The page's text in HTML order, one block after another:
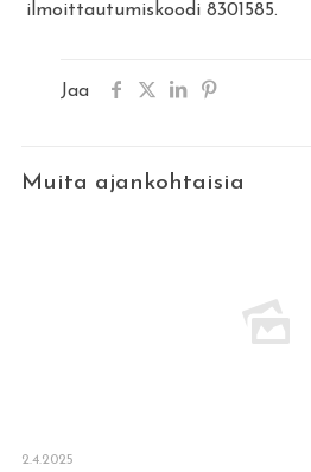
ilmoittautumiskoodi 8301585.
Jaa
Muita ajankohtaisia
2.4.2025